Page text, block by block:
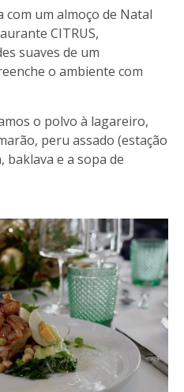
com um almoço de Natal
CITRUS,
suaves de um
o ambiente com
o polvo à lagareiro,
peru assado (estação
baklava e a sopa de